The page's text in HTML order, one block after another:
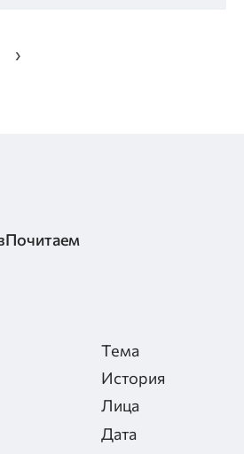
›
Тема
История
Лица
Дата